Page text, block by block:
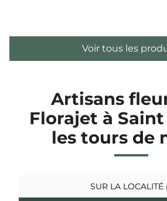
Voir tous les
Artisans
Florajet à
les tours de
SUR LA LOCALITÉ